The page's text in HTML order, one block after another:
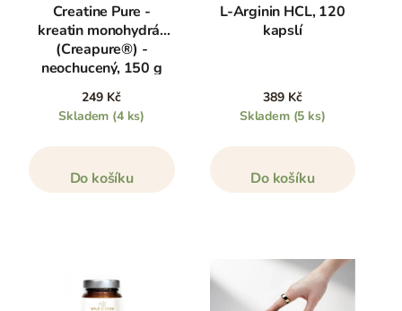
Creatine Pure -
kreatin monohydrát
(Creapure®) -
neochucený, 150 g
249 Kč
Skladem (4 ks)
Do košíku
L-Arginin HCL, 120
kapslí
389 Kč
Skladem (5 ks)
Do košíku